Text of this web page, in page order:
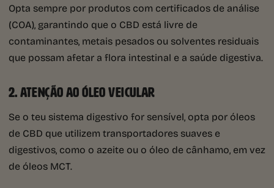
Opta sempre por produtos com certificados de análise
(COA), garantindo que o CBD está livre de
contaminantes, metais pesados ou solventes residuais
que possam afetar a flora intestinal e a saúde digestiva.
2.ATENÇÃO AO ÓLEO VEICULAR
Se o teu sistema digestivo for sensível, opta por óleos
de CBD que utilizem transportadores suaves e
digestivos, como o azeite ou o óleo de cânhamo, em vez
de óleos MCT.